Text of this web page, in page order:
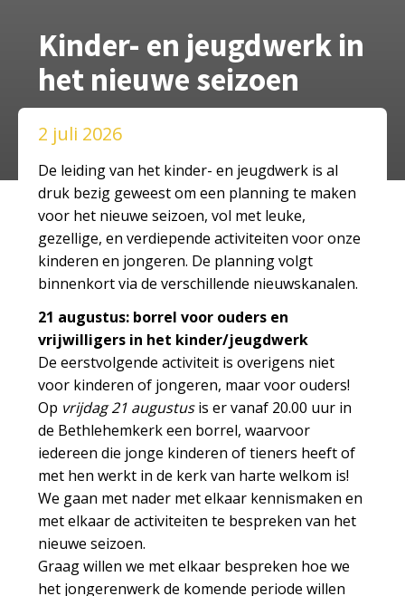
Kinder- en jeugdwerk in
het nieuwe seizoen
2 juli 2026
De leiding van het kinder- en jeugdwerk is al
druk bezig geweest om een planning te maken
voor het nieuwe seizoen, vol met leuke,
gezellige, en verdiepende activiteiten voor onze
kinderen en jongeren. De planning volgt
binnenkort via de verschillende nieuwskanalen.
21 augustus: borrel voor ouders en
vrijwilligers in het kinder/jeugdwerk
De eerstvolgende activiteit is overigens niet
voor kinderen of jongeren, maar voor ouders!
Op vrijdag 21 augustusis er vanaf 20.00 uur in
de Bethlehemkerk een borrel, waarvoor
iedereen die jonge kinderen of tieners heeft of
met hen werkt in de kerk van harte welkom is!
We gaan met nader met elkaar kennismaken en
met elkaar de activiteiten te bespreken van het
nieuwe seizoen.
Graag willen we met elkaar bespreken hoe we
het jongerenwerk de komende periode willen